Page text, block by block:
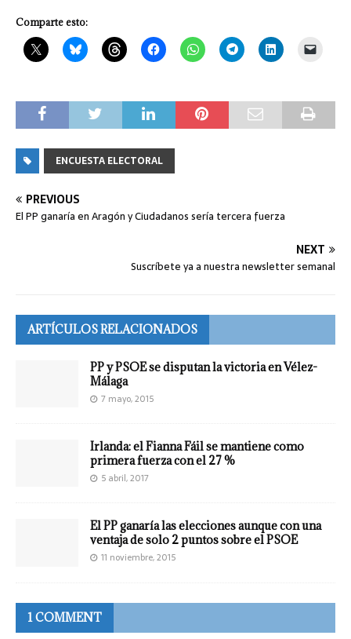
Comparte esto:
ENCUESTA ELECTORAL
PREVIOUS
El PP ganaría en Aragón y Ciudadanos sería tercera fuerza
NEXT
Suscríbete ya a nuestra newsletter semanal
ARTÍCULOS RELACIONADOS
PP y PSOE se disputan la victoria en Vélez-
Málaga
7 mayo, 2015
Irlanda: el Fianna Fáil se mantiene como
primera fuerza con el 27 %
5 abril, 2017
El PP ganaría las elecciones aunque con una
ventaja de solo 2 puntos sobre el PSOE
11 noviembre, 2015
1 COMMENT